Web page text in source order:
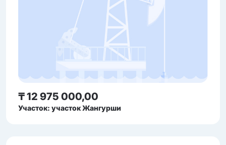
₸ 12 975 000,00
Участок: участок Жангурши